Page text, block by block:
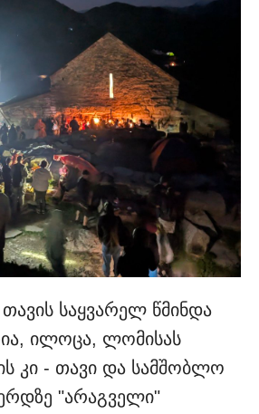
საყვარელ წმინდა
ილოცა, ლომისას
კი - თავი და სამშობლო
"არაგველი"